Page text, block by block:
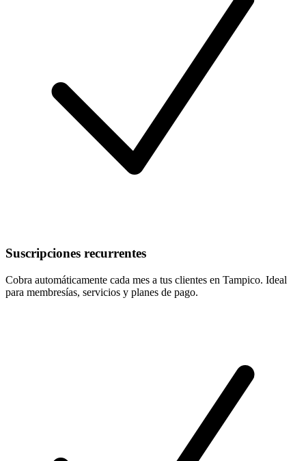
Suscripciones recurrentes
Cobra automáticamente cada mes a tus clientes en Tampico. Ideal
para membresías, servicios y planes de pago.